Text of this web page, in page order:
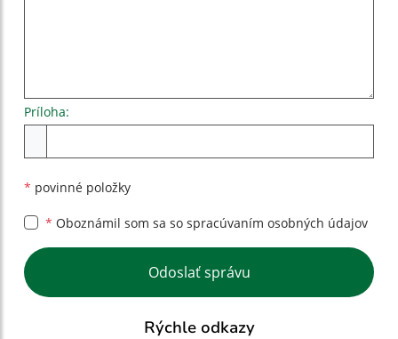
Príloha:
* povinné položky
* Oboznámil som sa so spracúvaním osobných údajov
Google reCaptcha Response
Odoslať správu
Rýchle odkazy